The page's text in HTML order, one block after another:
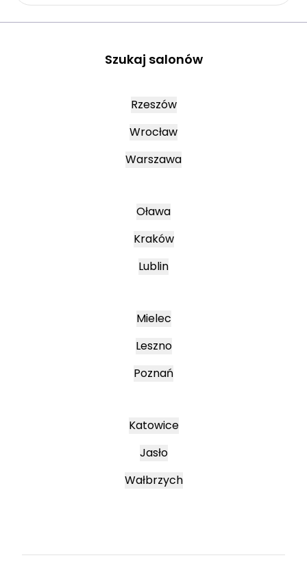
Szukaj salonów
Rzeszów
Wrocław
Warszawa
Oława
Kraków
Lublin
Mielec
Leszno
Poznań
Katowice
Jasło
Wałbrzych